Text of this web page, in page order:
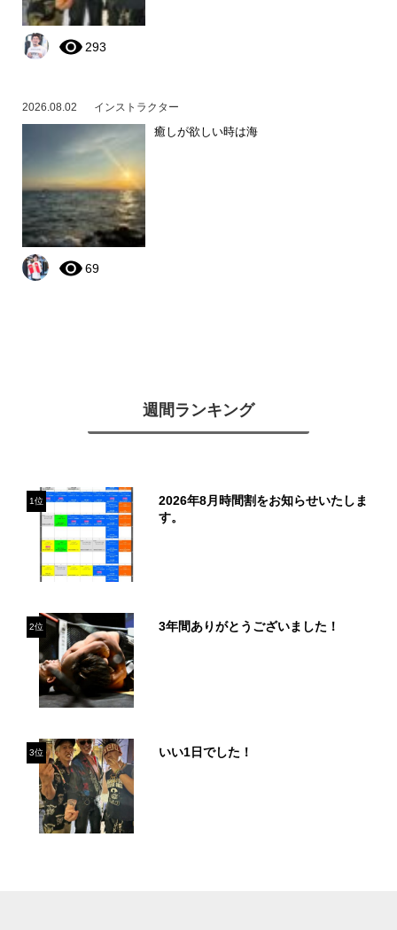
293
2026.08.02 インストラクター
癒しが欲しい時は海
69
週間ランキング
1位
2026年8月時間割をお知らせいたしま
す。
2位 3年間ありがとうございました！
3位 いい1日でした！